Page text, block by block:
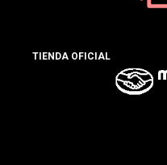
TIENDA OFICIAL